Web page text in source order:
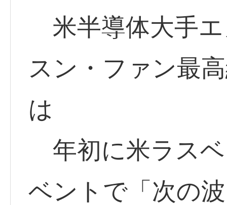
米半導体大手
スン・ファン最
は
年初に米ラス
ベントで「次の